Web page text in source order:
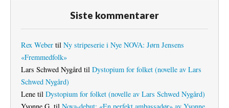
Siste kommentarer
Rex Weber til Ny stripeserie i Nye NOVA: Jørn Jensens
«Fremmedfolk»
Lars Schwed Nygård til Dystopium for folket (novelle av Lars
Schwed Nygård)
Lene til Dystopium for folket (novelle av Lars Schwed Nygård)